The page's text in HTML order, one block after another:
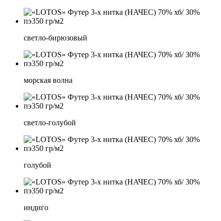
светло-бирюзовый
морская волна
светло-голубой
голубой
индиго